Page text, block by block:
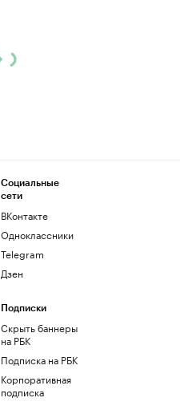
Социальные
сети
ВКонтакте
Одноклассники
Telegram
Дзен
Подписки
Скрыть баннеры
на РБК
Подписка на РБК
Корпоративная
подписка